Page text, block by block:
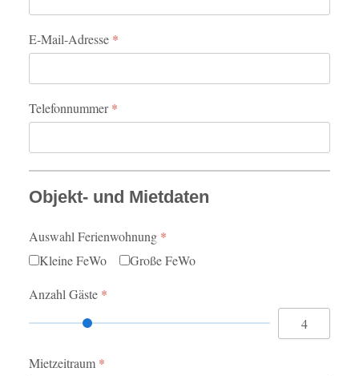
E-Mail-Adresse *
Telefonnummer*
Objekt- und Mietdaten
Auswahl Ferienwohnung *
Kleine FeWo
Große FeWo
Anzahl Gäste *
Mietzeitraum *